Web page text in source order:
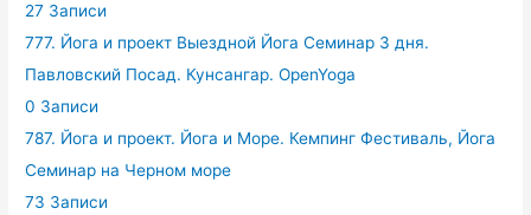
27 Записи
777. Йога и проект Выездной Йога Семинар 3 дня.
Павловский Посад. Кунсангар. OpenYoga
0 Записи
787. Йога и проект. Йога и Море. Кемпинг Фестиваль, Йога
Семинар на Черном море
73 Записи